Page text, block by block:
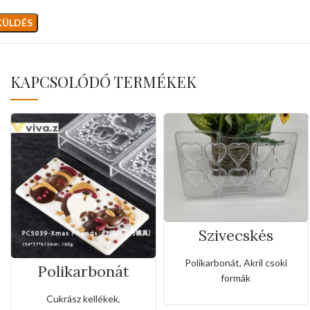
KAPCSOLÓDÓ TERMÉKEK
Polikarbonát
bonbon csoki
forma-karácsony
Cukrász kellékek,
Szivecskés
polikarbonát
bonbon csoki
forma
Polikarbonát, Akril csoki
formák